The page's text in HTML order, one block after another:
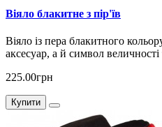
Віяло блакитне з пір'їв
Віяло із пера блакитного
аксесуар, а й символ величності
225.00грн
Купити